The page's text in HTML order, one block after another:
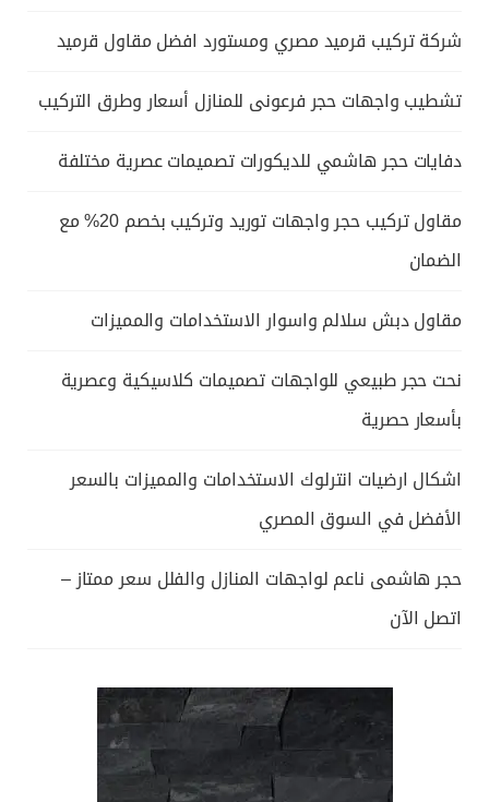
شركة تركيب قرميد مصري ومستورد افضل مقاول قرميد
تشطيب واجهات حجر فرعونى للمنازل أسعار وطرق التركيب
دفايات حجر هاشمي للديكورات تصميمات عصرية مختلفة
مقاول تركيب حجر واجهات توريد وتركيب بخصم 20% مع
الضمان
مقاول دبش سلالم واسوار الاستخدامات والمميزات
نحت حجر طبيعي للواجهات تصميمات كلاسيكية وعصرية
بأسعار حصرية
اشكال ارضيات انترلوك الاستخدامات والمميزات بالسعر
الأفضل في السوق المصري
حجر هاشمى ناعم لواجهات المنازل والفلل سعر ممتاز –
اتصل الآن